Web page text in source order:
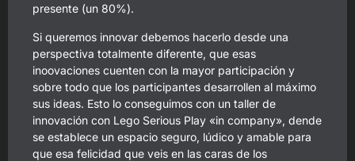
presente (un 80%).
Si queremos innovar debemos hacerlo desde una
perspectiva totalmente diferente, que esas
inoovaciones cuenten con la mayor participación y
sobre todo que los participantes desarrollen al máximo
sus ideas. Esto lo conseguimos con un taller de
innovación con Lego Serious Play «in company», dende
se establece un espacio seguro, lúdico y amable para
que esa felicidad que veis en las caras de los